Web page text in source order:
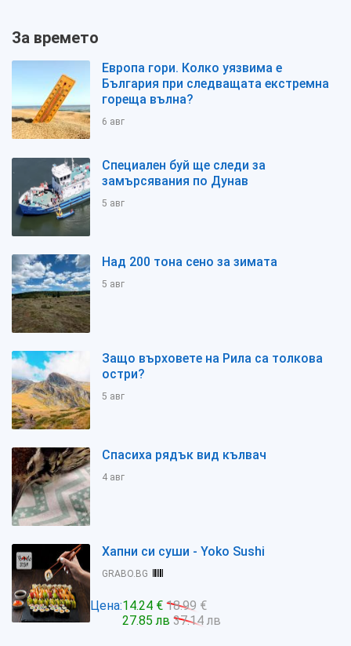
За времето
Европа гори. Колко уязвима е
България при следващата екстремна
гореща вълна?
6 авг
Специален буй ще следи за
замърсявания по Дунав
5 авг
Над 200 тона сено за зимата
5 авг
Защо върховете на Рила са толкова
остри?
5 авг
Спасиха рядък вид кълвач
4 авг
Хапни си суши - Yoko Sushi
GRABO.BG
Цена:14.24 € 18.99 €
27.85 лв 37.14 лв